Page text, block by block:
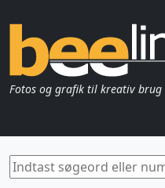
Fotos og grafik til kreativ brug